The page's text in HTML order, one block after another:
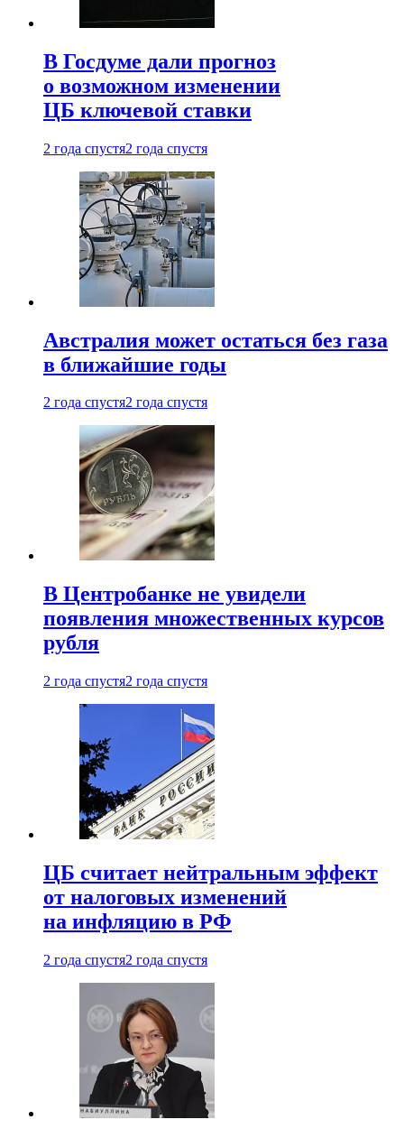
В Госдуме дали прогноз
о возможном изменении
ЦБ ключевой ставки
2 года спустя2 года спустя
Австралия может остаться без газа
в ближайшие годы
2 года спустя2 года спустя
В Центробанке не увидели
появления множественных курсов
рубля
2 года спустя2 года спустя
ЦБ считает нейтральным эффект
от налоговых изменений
на инфляцию в РФ
2 года спустя2 года спустя